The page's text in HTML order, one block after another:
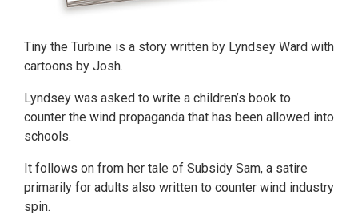
Tiny the Turbine is a story written by Lyndsey Ward with
cartoons by Josh.
Lyndsey was asked to write a children’s book to
counter the wind propaganda that has been allowed into
schools.
It follows on from her tale of Subsidy Sam, a satire
primarily for adults also written to counter wind industry
spin.